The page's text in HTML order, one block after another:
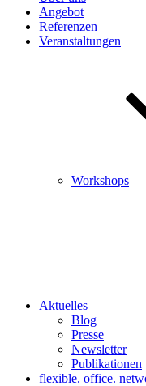
Angebot
Referenzen
Veranstaltungen
Workshops
Aktuelles
Blog
Presse
Newsletter
Publikationen
flexible. office.